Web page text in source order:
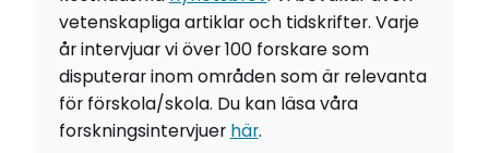
vetenskapliga artiklar och tidskrifter. Varje
år intervjuar vi över 100 forskare som
disputerar inom områden som är relevanta
för förskola/skola. Du kan läsa våra
forskningsintervjuer här.